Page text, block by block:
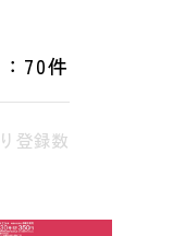
70件
登録数